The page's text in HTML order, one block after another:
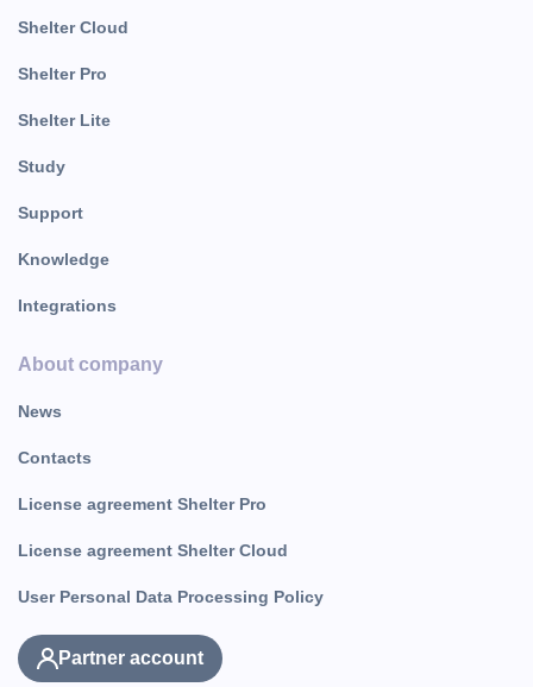
Shelter Cloud
Shelter Pro
Shelter Lite
Study
Support
Knowledge
Integrations
About company
News
Contacts
License agreement Shelter Pro
License agreement Shelter Cloud
User Personal Data Processing Policy
Partner account